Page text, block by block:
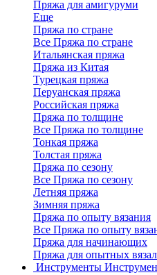
Пряжа для амигуруми
Еще
Пряжа по стране
Все Пряжа по стране
Итальянская пряжа
Пряжа из Китая
Турецкая пряжа
Перуанская пряжа
Российская пряжа
Пряжа по толщине
Все Пряжа по толщине
Тонкая пряжа
Толстая пряжа
Пряжа по сезону
Все Пряжа по сезону
Летняя пряжа
Зимняя пряжа
Пряжа по опыту вязания
Все Пряжа по опыту
Пряжа для начинающих
Пряжа для опытных
Инструменты